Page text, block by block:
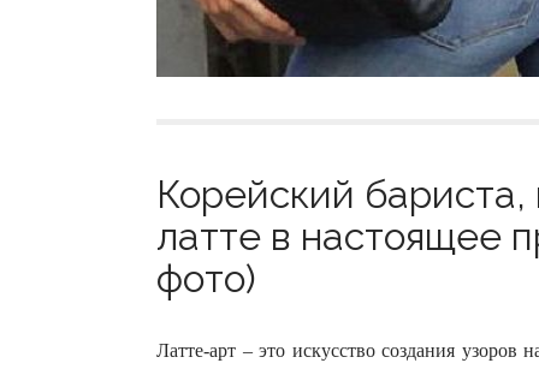
Корейский
латте в настоящее
фото)
Латте-арт – это искусство создания